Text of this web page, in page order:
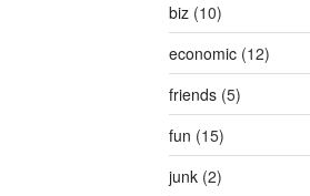
biz(10)
economic(12)
friends(5)
fun (15)
junk(2)